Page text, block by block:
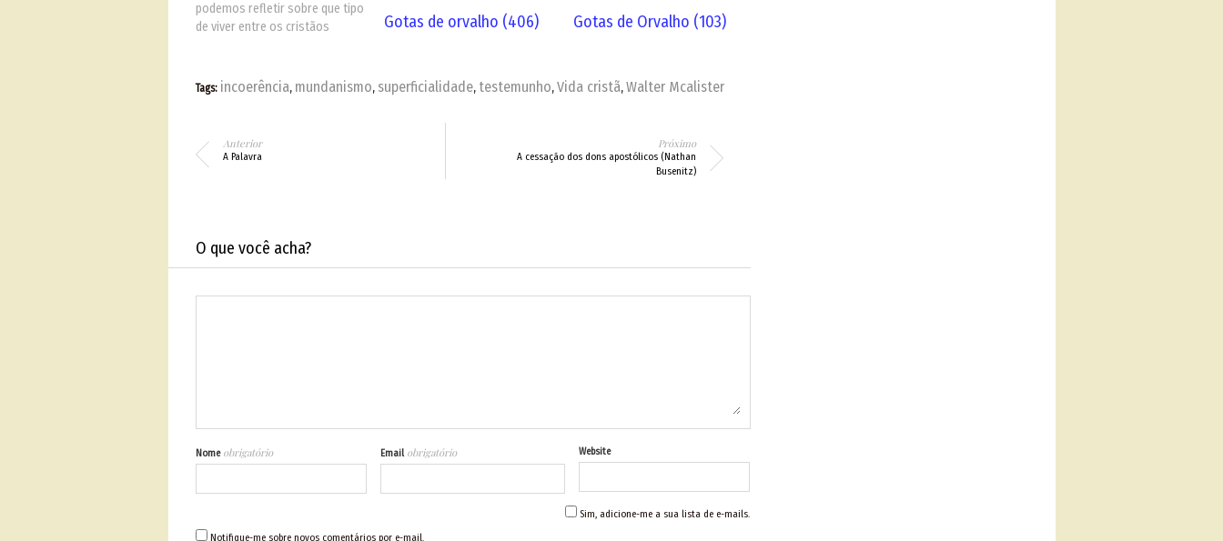
podemos refletir sobre que tipo
de viver entre os cristãos
tipo de viver pode sobreviver
aos infortúnios e suportar
Gotas de orvalho (406) Gotas de Orvalho (103)
Tags: incoerência, mundanismo, superficialidade, testemunho, Vida cristã, Walter Mcalister
Anterior
A Palavra
Próximo
A cessação dos dons apostólicos (Nathan
Busenitz)
O que você acha?
Nome obrigatório Email obrigatório Website
Sim, adicione-me a sua lista de e-mails.
Notifique-me sobre novos comentários por e-mail.